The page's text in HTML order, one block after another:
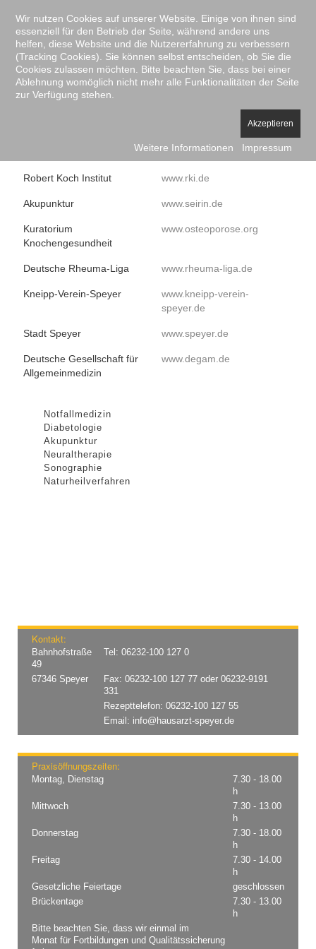
Robert Koch Institut ww­w.rki.de
Akupunktur www.seirin.de
Kuratorium
Knochengesundheit
www.osteoporose.org
Deutsche Rheuma-Liga www.rheuma-liga.de
Kneipp-Verein-Speyer
www.kneipp-verein-
speyer.de
Stadt Speyer www.s­peyer.de
Deutsche Gesellschaft für
Allgemeinmedizin
www.degam.de
Notfallmedizin
Diabetologie
Akupunktur
Neuraltherapie
Sonographie
Naturheilverfahren
Kontakt:
Bahnhofstraße
49
Tel: 06232-100 127 0
67346 Speyer
Fax: 06232-100 127 77 oder 06232-9191
331
Rezepttelefon: 06232-100 127 55
Email: info@hausarzt-speyer.de
Pr­axi­sö­f­fnungszeiten:
Montag, Dienstag
7.30 - 18.00
h
Mittwoch
7.30 - 13.00
h
Donnerstag
7.30 - 18.00
h
Freitag
7.30 - 14.00
h
Gesetzliche Feiertage
geschlossen
Brückentage
7.30 - 13.00
h
Bitte beachten Sie, dass wir einmal im
Monat für Fortbildungen und Qualitätssicherung
Wir nutzen Cookies auf unserer Website. Einige von ihnen sind
essenziell für den Betrieb der Seite, während andere uns
helfen, diese Website und die Nutzererfahrung zu verbessern
(Tracking Cookies). Sie können selbst entscheiden, ob Sie die
Cookies zulassen möchten. Bitte beachten Sie, dass bei einer
Ablehnung womöglich nicht mehr alle Funktionalitäten der Seite
zur Verfügung stehen.
Akzeptieren
Weitere Informationen Impressum